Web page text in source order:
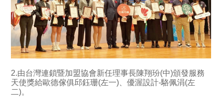
2.由台灣連鎖暨加盟協會新任理事長陳翔玢(中)頒發服務
天使獎給歐德傢俱邱鈺珊(左一)、優渥設計-駱佩涓(左
二)。